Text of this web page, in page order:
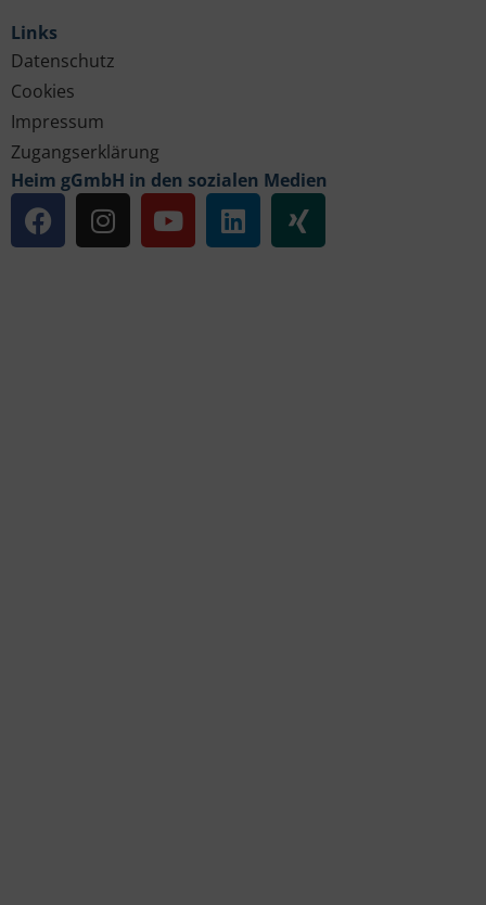
Links
Datenschutz
Cookies
Impressum
Zugangserklärung
Heim gGmbH in den sozialen Medien